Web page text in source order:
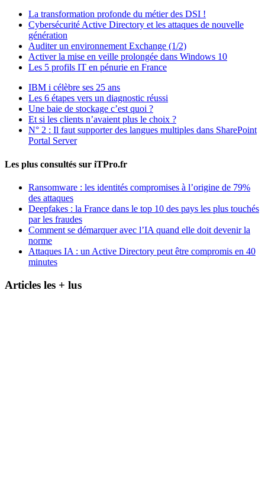
La transformation profonde du métier des DSI !
Cybersécurité Active Directory et les attaques de nouvelle
génération
Auditer un environnement Exchange (1/2)
Activer la mise en veille prolongée dans Windows 10
Les 5 profils IT en pénurie en France
IBM i célèbre ses 25 ans
Les 6 étapes vers un diagnostic réussi
Une baie de stockage c’est quoi ?
Et si les clients n’avaient plus le choix ?
N° 2 : Il faut supporter des langues multiples dans SharePoint
Portal Server
Les plus consultés sur iTPro.fr
Ransomware : les identités compromises à l’origine de 79%
des attaques
Deepfakes : la France dans le top 10 des pays les plus touchés
par les fraudes
Comment se démarquer avec l’IA quand elle doit devenir la
norme
Attaques IA : un Active Directory peut être compromis en 40
minutes
Articles les + lus